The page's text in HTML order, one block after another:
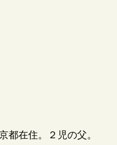
都在住。２児の父。